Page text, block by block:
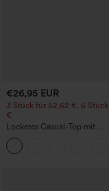
€26,95 EUR
3 Stück für 52,62 €, 6
€
Lockeres Casual-Top mit
Rundhalsausschnitt und
Fledermausärmeln